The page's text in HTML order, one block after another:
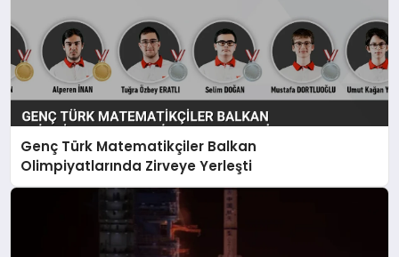
Genç Türk Matematikçiler Balkan
Olimpiyatlarında Zirveye Yerleşti